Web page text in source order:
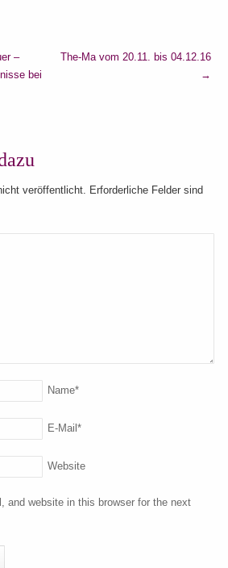
–
bei
The-Ma vom 20.11. bis 04.12.16
→
veröffentlicht. Erforderliche Felder sind
Name*
E-Mail*
Website
and website in this browser for the next